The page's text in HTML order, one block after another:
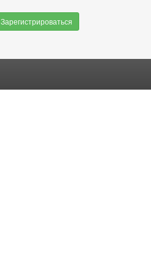
Зарегистрироваться